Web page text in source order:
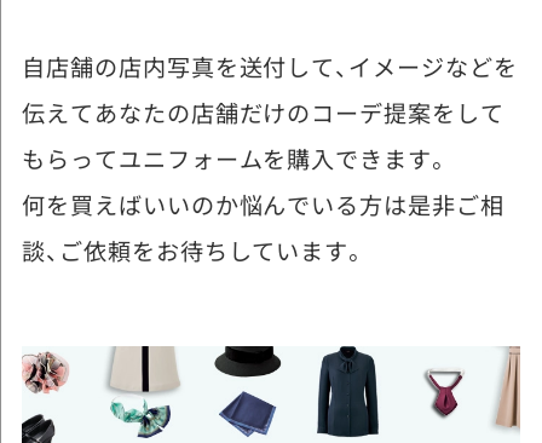
自店舗の店内写真を送付して、イメージなどを
伝えてあなたの店舗だけのコーデ提案をして
もらってユニフォームを購入できます。
何を買えばいいのか悩んでいる方は是非ご相
談、ご依頼をお待ちしています。